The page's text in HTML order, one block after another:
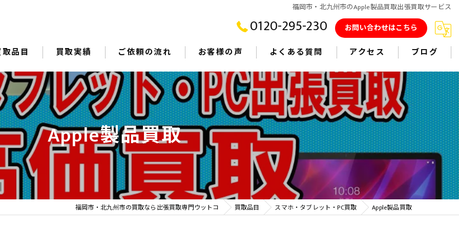
福岡市・北九州市のApple製品買取出張買取サービス
0120-295-230 お問い合わせはこちら
品目 買取実績 ご依頼の流れ お客様の声 よくある質問 アクセス ブログ
Apple製品買取
福岡市・北九州市の買取なら出張買取専門ウットコ 買取品目 スマホ・タブレット・PC買取 Apple製品買取